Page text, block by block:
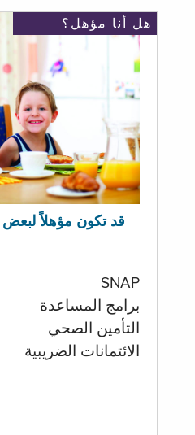
هل أنا مؤهل؟
قد تكون مؤهلاً لبعض
SNAP
برامج المساعدة
التأمين الصحي
الائتمانات الضريبية